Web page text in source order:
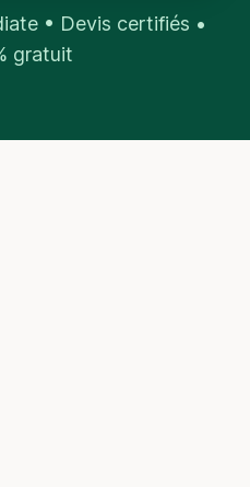
• Devis certifiés •
gratuit